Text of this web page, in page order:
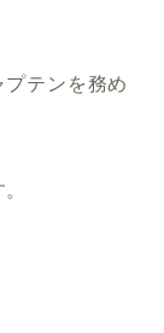
テンを務め